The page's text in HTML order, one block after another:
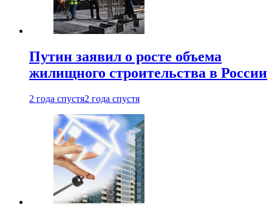
Путин заявил о росте объема
жилищного строительства в России
2 года спустя2 года спустя